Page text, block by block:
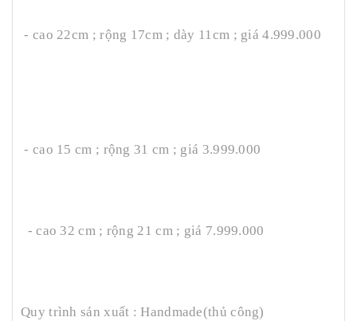
- cao 22cm ; rộng 17cm ; dày 11cm ; giá 4.999.000
- cao 15 cm ; rộng 31 cm ; giá 3.999.000
- cao 32 cm ; rộng 21 cm ; giá 7.999.000
Quy trình sản xuất : Handmade(thủ công)